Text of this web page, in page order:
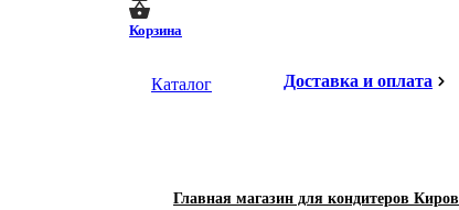
Корзина
Каталог Доставка и оплата
Главная магазин для кондитеров Киров